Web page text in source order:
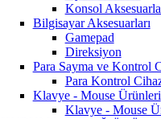
Konsol
Bilgisayar Aksesuarları
Gamepad
Direksiyon
Para Sayma ve Kontrol
Para Kontrol
Klavye - Mouse Ürünleri
Klavye - Mouse